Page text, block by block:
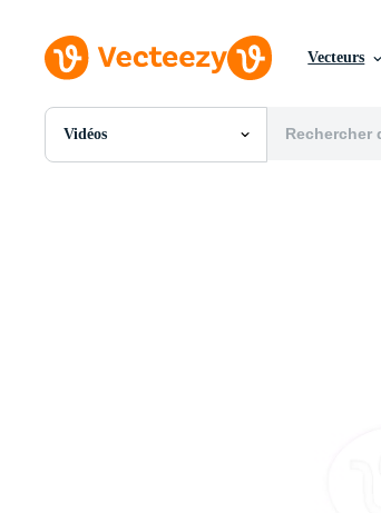
Vecteurs
Vidéos
Toutes Images